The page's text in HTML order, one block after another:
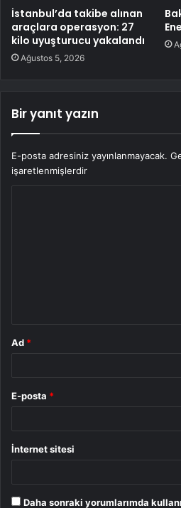
İstanbul’da takibe alınan
araçlara operasyon: 27
kilo uyuşturucu yakalandı
Ağustos 5, 2026
Bir yanıt yazın
E-posta adresiniz yayınlanmayacak.
işaretlenmişlerdir
Ad *
E-posta *
İnternet sitesi
Daha sonraki yorumlarımda